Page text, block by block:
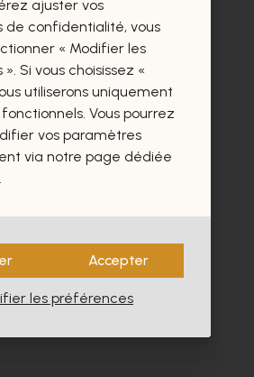
vous intéresseront
aussi.
ajuster vos
de confidentialité, vous
« Modifier les
Si vous choisissez «
utiliserons uniquement
Vous pourrez
vos paramètres
via notre page dédiée
Accepter
les préférences